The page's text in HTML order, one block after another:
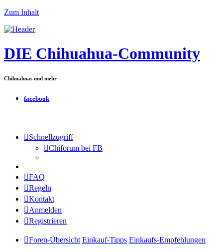
Zum Inhalt
DIE Chihuahua-Community
Chihuahuas und mehr
facebook
Schnellzugriff
Chiforum bei FB
FAQ
Regeln
Kontakt
Anmelden
Registrieren
Foren-Übersicht Einkauf-Tipps Einkaufs-Empfehlungen